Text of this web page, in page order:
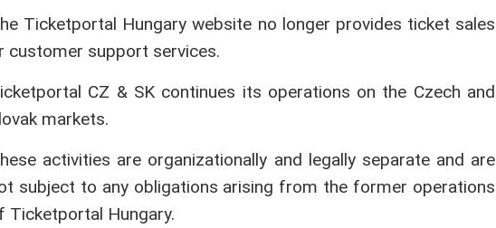
Ticketportal Hungary website no longer provides ticket sales
customer support services.
CZ & SK continues its operations on the Czech and
markets.
activities are organizationally and legally separate and are
subject to any obligations arising from the former operations
Ticketportal Hungary.